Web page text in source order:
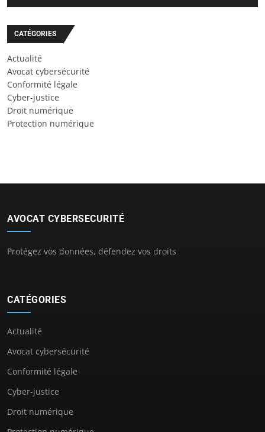
CATÉGORIES
Actualité
Avocat cybersécurité
Conformité légale
Cyber-justice
Droit numérique
Protection numérique
AVOCAT CYBERSECURITÉ
Protégez vos données, défendez vos droits
CATÉGORIES
Actualité
Avocat cybersécurité
Conformité légale
Cyber-justice
Droit numérique